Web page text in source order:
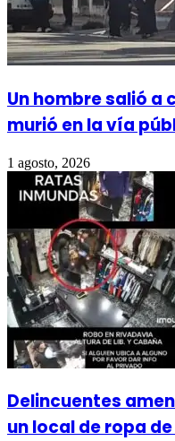
Un hombre salió a
murió en la vía
1 agosto, 2026
Delincuentes
un local de ropa